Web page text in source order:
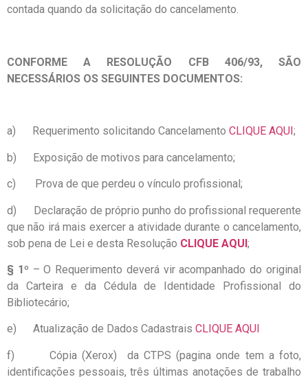
contada quando da solicitação do cancelamento.
CONFORME A RESOLUÇÃO CFB 406/93, SÃO
NECESSÁRIOS OS SEGUINTES DOCUMENTOS:
a) Requerimento solicitando Cancelamento CLIQUE AQUI ;
b) Exposição de motivos para cancelamento;
c) Prova de que perdeu o vínculo profissional;
d) Declaração de próprio punho do profissional requerente
que não irá mais exercer a atividade durante o cancelamento,
sob pena de Lei e desta Resolução CLIQUE AQUI;
§ 1º – O Requerimento deverá vir acompanhado do original
da Carteira e da Cédula de Identidade Profissional do
Bibliotecário;
e) Atualização de Dados Cadastrais CLIQUE AQUI
f) Cópia (Xerox) da CTPS (pagina onde tem a foto,
identificações pessoais, três últimas anotações de trabalho